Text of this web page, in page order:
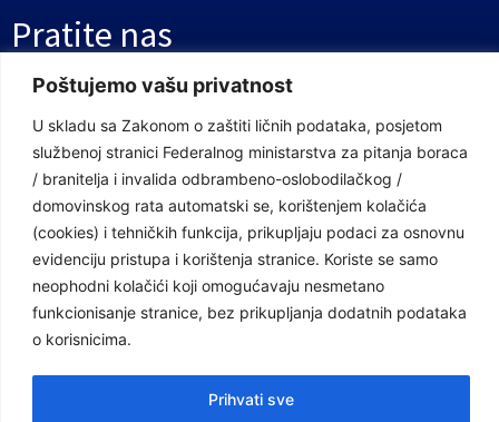
Poštujemo vašu privatnost
U skladu sa Zakonom o zaštiti ličnih podataka, posjetom
službenoj stranici Federalnog ministarstva za pitanja boraca
/ branitelja i invalida odbrambeno-oslobodilačkog /
domovinskog rata automatski se, korištenjem kolačića
(cookies) i tehničkih funkcija, prikupljaju podaci za osnovnu
evidenciju pristupa i korištenja stranice. Koriste se samo
neophodni kolačići koji omogućavaju nesmetano
funkcionisanje stranice, bez prikupljanja dodatnih podataka
o korisnicima.
Prihvati sve
Pratite nas
Youtube Kanal
Linkovi
Vlada Federacije Bosne i Hercegovine
Federalno ministarstvo finansija
Federalni zavod za penzijsko i invalidsko osiguranje
Federalno ministarstvo rada i socijalne politike